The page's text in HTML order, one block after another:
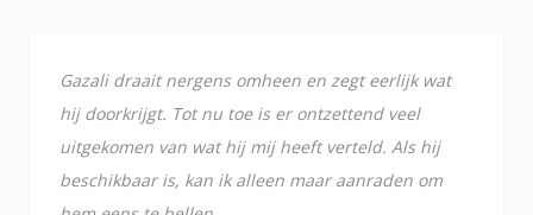
Gazali draait nergens omheen en zegt eerlijk wat
hij doorkrijgt. Tot nu toe is er ontzettend veel
uitgekomen van wat hij mij heeft verteld. Als hij
beschikbaar is, kan ik alleen maar aanraden om